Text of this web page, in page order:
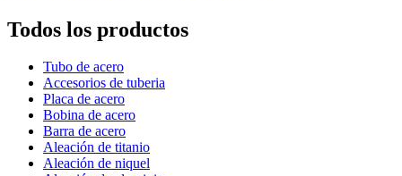
Todos los productos
Tubo de acero
Accesorios de tuberia
Placa de acero
Bobina de acero
Barra de acero
Aleación de titanio
Aleación de niquel